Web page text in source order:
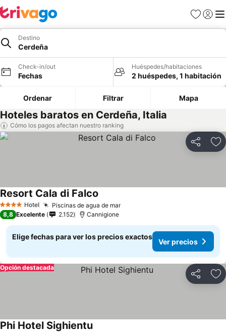
Favoritos
Iniciar
Destino
Cerdeña
Check-in/out
Fechas
Huéspedes/habitaciones
2 huéspedes, 1 habitación
Ordenar Filtrar Mapa
Hoteles baratos en Cerdeña, Italia
Cómo los pagos afectan nuestro ranking
Compartir
4 EstrellasHotel Piscinas de agua de mar
Resort Cala di Falco
8,8 Excelente 2.152 Cannigione
Elige fechas para ver los precios exactos
Ver precios
Compartir
Opción destacada
Phi Hotel Sighientu